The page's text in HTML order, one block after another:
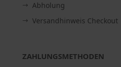
Abholung
Versandhinweis Checkout
ZAHLUNGSMETHODEN